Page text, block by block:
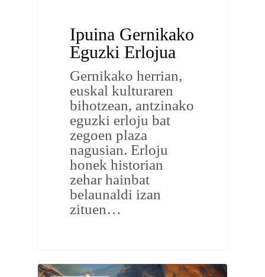
Ipuina Gernikako
Eguzki Erlojua
Gernikako herrian,
euskal kulturaren
bihotzean, antzinako
eguzki erloju bat
zegoen plaza
nagusian. Erloju
honek historian
zehar hainbat
belaunaldi izan
zituen…